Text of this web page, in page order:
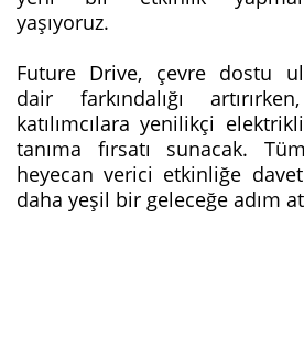
yaşıyoruz.
Future Drive, çevre dostu
dair farkındalığı
katılımcılara yenilikçi
tanıma fırsatı sunacak.
heyecan verici etkinliğe
daha yeşil bir geleceğe adım